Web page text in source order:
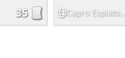
35 Capro Espiatorio